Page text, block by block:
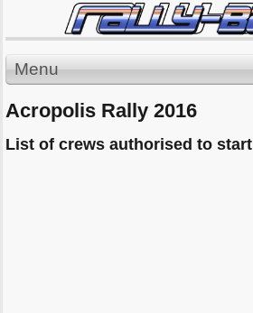
Menu
Acropolis Rally 2016
List of crews authorised to start